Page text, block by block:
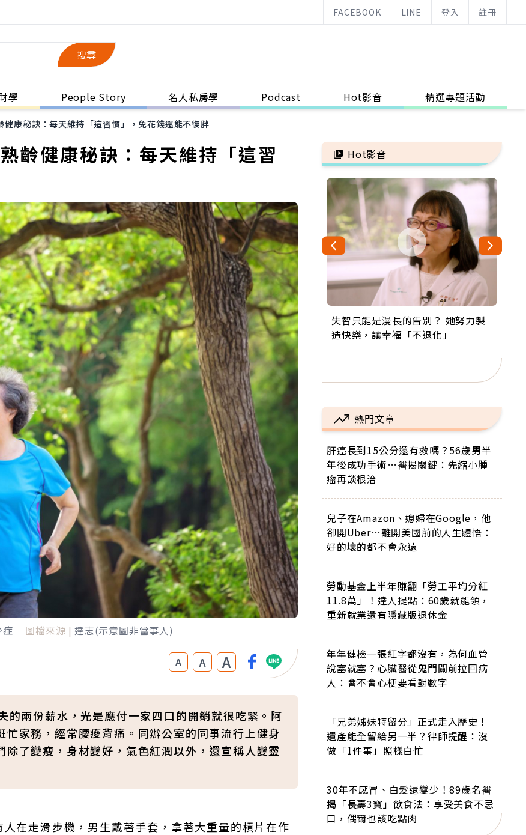
FACEBOOK LINE 登入 註冊
搜尋
學 People Story 名人私房學 Podcast Hot影音 精選專題活動
康秘訣：每天維持「這習慣」，免花錢還能不復胖
齡健康秘訣：每天維持「這習
症 圖檔來源 | 達志(示意圖非當事人)
A A A
兩份薪水，光是應付一家四口的開銷就很吃緊。阿
家務，經常腰痠背痛。同辦公室的同事流行上健身
了變瘦，身材變好，氣色紅潤以外，還宣稱人變靈
在走滑步機，男生戴著手套，拿著大重量的槓片在作
Hot影音
失智只能是漫長的告別？ 她努力製
造快樂，讓幸福「不退化」
來自剛果的巧克力神父 為台灣奉獻
36年 「台灣是我的家，我連作夢都
63歲卸矽谷副總、搬回台灣找快
樂！「蛋黃哥小丑」走進安養院，
104歲打破金氏世界紀錄 成為全球
最年長羽球選手，分享長壽的秘密
事業巔峰他選擇追夢…黑手阿伯拉
小提琴還登上小巨蛋！連CNN都大
熱門文章
肝癌長到15公分還有救嗎？56歲男半
年後成功手術…醫揭關鍵：先縮小腫
瘤再談根治
兒子在Amazon、媳婦在Google，他
卻開Uber…離開美國前的人生體悟：
好的壞的都不會永遠
勞動基金上半年賺翻「勞工平均分紅
11.8萬」！達人提點：60歲就能領，
重新就業還有隱藏版退休金
年年健檢一張紅字都沒有，為何血管
說塞就塞？心臟醫從鬼門關前拉回病
人：會不會心梗要看對數字
「兄弟姊妹特留分」正式走入歷史！
遺產能全留給另一半？律師提醒：沒
做「1件事」照樣白忙
30年不感冒、白髮還變少！89歲名醫
揭「長壽3寶」飲食法：享受美食不忌
口，偶爾也該吃點肉